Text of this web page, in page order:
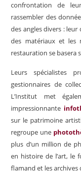
confrontation de
rassembler des
des angles divers :
des matériaux et les
restauration se basera
Leurs spécialistes
gestionnaires de
L’Institut met
impressionnante
sur le patrimoine
regroupe une
plus d’un million de
en histoire de l’art, le
flamand et les archives